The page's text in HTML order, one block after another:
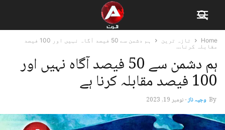
Home تازہ ترین
ہم دشمن سے 50 فیصد آگاہ نہیں اور 100 فیصد
مقابلہ کرنا...
ہم دشمن سے 50 فیصد آگاہ نہیں اور
100 فیصد مقابلہ کرنا ہے
By وجیہ ناز-نومبر 19, 2023